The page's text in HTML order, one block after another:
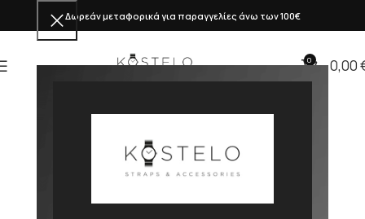
Δωρεάν μεταφορικά για παραγγελίες άνω των 100€
0 0,00